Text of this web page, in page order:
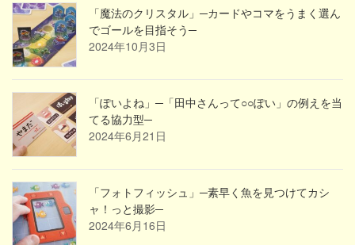
「魔法のクリスタル」─カードやコマをうまく選ん
でゴールを目指そう─
2024年10月3日
「ぽいよね」─「田中さんって○○ぽい」の例えを当
てる協力型─
2024年6月21日
「フォトフィッシュ」─素早く魚を見つけてカシ
ャ！っと撮影─
2024年6月16日